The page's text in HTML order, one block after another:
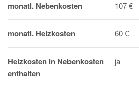
monatl. Nebenkosten 107 €
monatl. Heizkosten 60 €
Heizkosten in Nebenkosten
enthalten
ja